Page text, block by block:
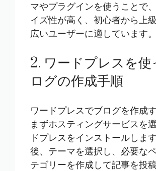
マやプラグインを使うことで
イズ性が高く、初心者から上
広いユーザーに適しています。
2. ワードプレスを
ログの作成手順
ワードプレスでブログを作成す
まずホスティングサービスを
ドプレスをインストールしま
後、テーマを選択し、必要な
テゴリーを作成して記事を投稿